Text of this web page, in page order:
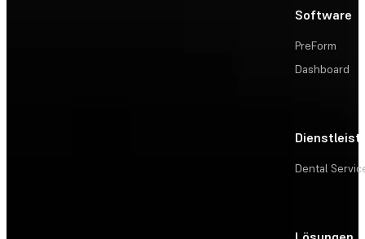
Software
PreForm
Dashboard
Dental